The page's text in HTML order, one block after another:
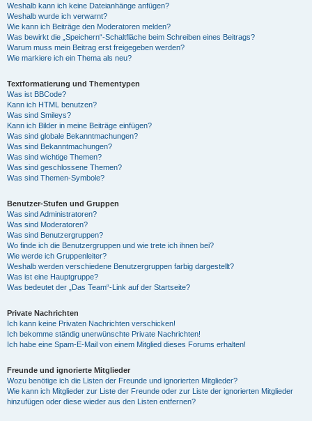
Weshalb kann ich keine Dateianhänge anfügen?
Weshalb wurde ich verwarnt?
Wie kann ich Beiträge den Moderatoren melden?
Was bewirkt die „Speichern“-Schaltfläche beim Schreiben eines Beitrags?
Warum muss mein Beitrag erst freigegeben werden?
Wie markiere ich ein Thema als neu?
Textformatierung und Thementypen
Was ist BBCode?
Kann ich HTML benutzen?
Was sind Smileys?
Kann ich Bilder in meine Beiträge einfügen?
Was sind globale Bekanntmachungen?
Was sind Bekanntmachungen?
Was sind wichtige Themen?
Was sind geschlossene Themen?
Was sind Themen-Symbole?
Benutzer-Stufen und Gruppen
Was sind Administratoren?
Was sind Moderatoren?
Was sind Benutzergruppen?
Wo finde ich die Benutzergruppen und wie trete ich ihnen bei?
Wie werde ich Gruppenleiter?
Weshalb werden verschiedene Benutzergruppen farbig dargestellt?
Was ist eine Hauptgruppe?
Was bedeutet der „Das Team“-Link auf der Startseite?
Private Nachrichten
Ich kann keine Privaten Nachrichten verschicken!
Ich bekomme ständig unerwünschte Private Nachrichten!
Ich habe eine Spam-E-Mail von einem Mitglied dieses Forums erhalten!
Freunde und ignorierte Mitglieder
Wozu benötige ich die Listen der Freunde und ignorierten Mitglieder?
Wie kann ich Mitglieder zur Liste der Freunde oder zur Liste der ignorierten Mitglieder
hinzufügen oder diese wieder aus den Listen entfernen?